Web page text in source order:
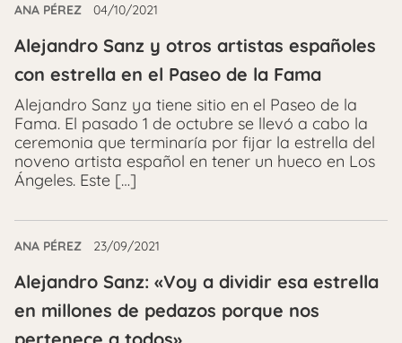
ANA PÉREZ 04/10/2021
Alejandro Sanz y otros artistas españoles
con estrella en el Paseo de la Fama
Alejandro Sanz ya tiene sitio en el Paseo de la
Fama. El pasado 1 de octubre se llevó a cabo la
ceremonia que terminaría por fijar la estrella del
noveno artista español en tener un hueco en Los
Ángeles. Este […]
ANA PÉREZ 23/09/2021
Alejandro Sanz: «Voy a dividir esa estrella
en millones de pedazos porque nos